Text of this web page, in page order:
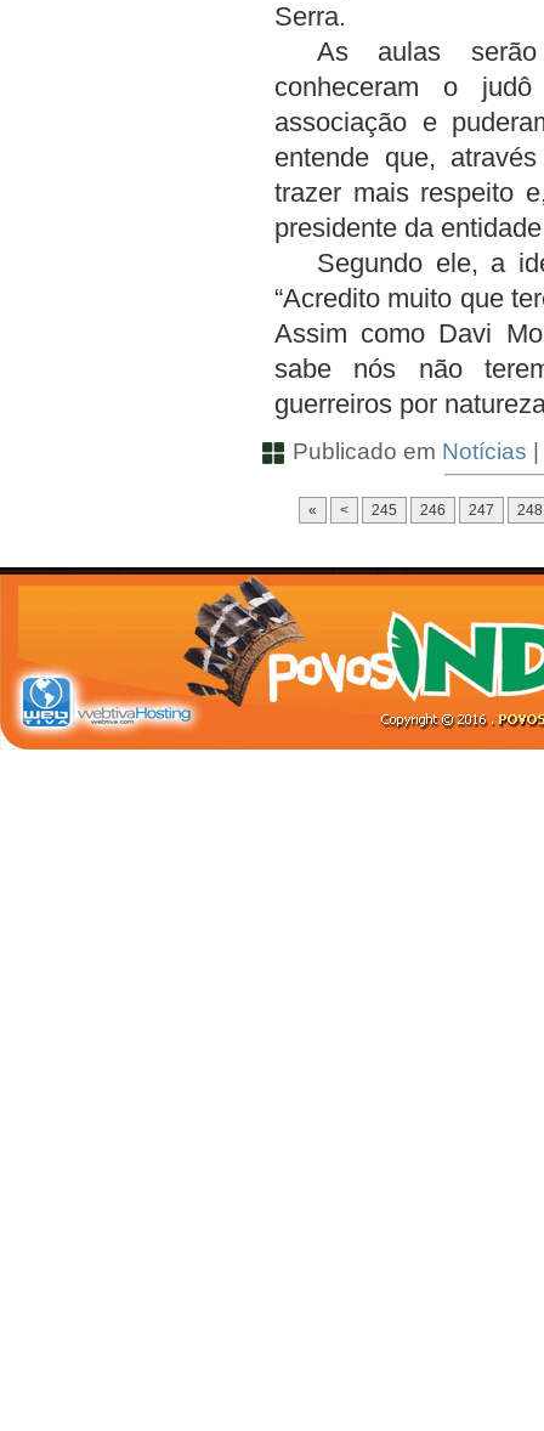
Serra.
As aulas
conheceram o
associação e
entende que,
trazer mais respeito
presidente da
Segundo ele, a
“Acredito muito que
Assim como Davi
sabe nós não
guerreiros por
Publicado em Notícias
« < 245 246 247 248